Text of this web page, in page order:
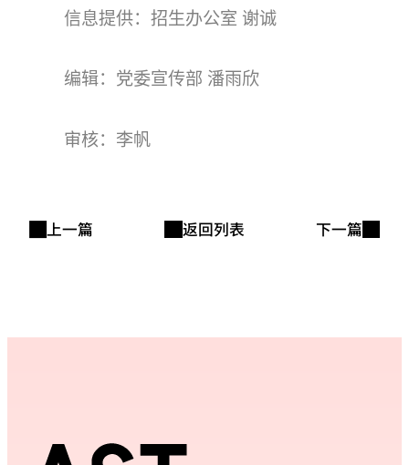
信息提供：招生办公室 谢诚
编辑：党委宣传部 潘雨欣
审核：李帆
上一篇 返回列表 下一篇